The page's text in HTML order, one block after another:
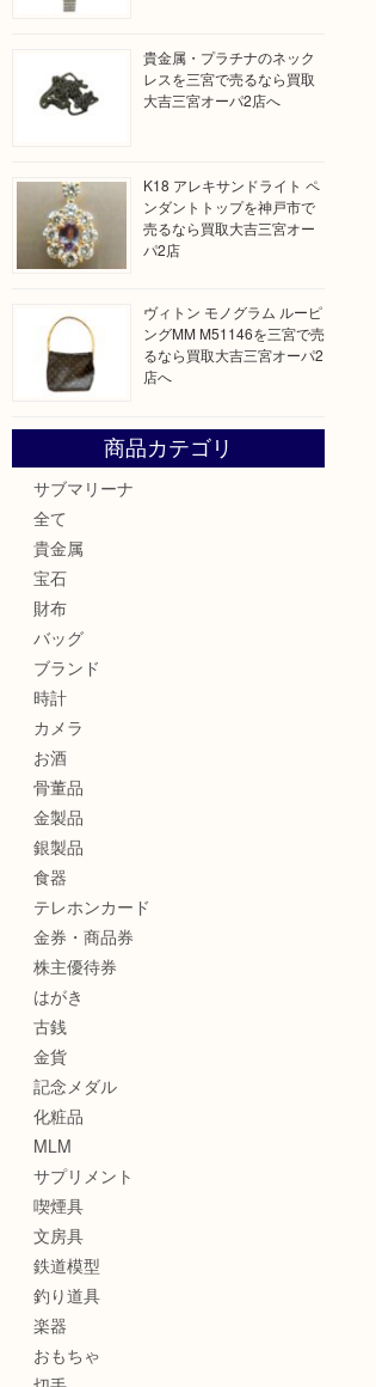
貴金属・プラチナのネック
レスを三宮で売るなら買取
大吉三宮オーパ2店へ
K18 アレキサンドライト ペ
ンダントトップを神戸市で
売るなら買取大吉三宮オー
パ2店
ヴィトン モノグラム ルーピ
ングMM M51146を三宮で売
るなら買取大吉三宮オーパ2
店へ
商品カテゴリ
サブマリーナ
全て
貴金属
宝石
財布
バッグ
ブランド
時計
カメラ
お酒
骨董品
金製品
銀製品
食器
テレホンカード
金券・商品券
株主優待券
はがき
古銭
金貨
記念メダル
化粧品
MLM
サプリメント
喫煙具
文房具
鉄道模型
釣り道具
楽器
おもちゃ